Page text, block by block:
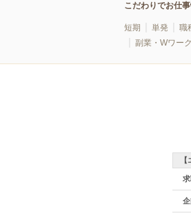
こだわりでお仕
短期 単発 職
副業・Wワー